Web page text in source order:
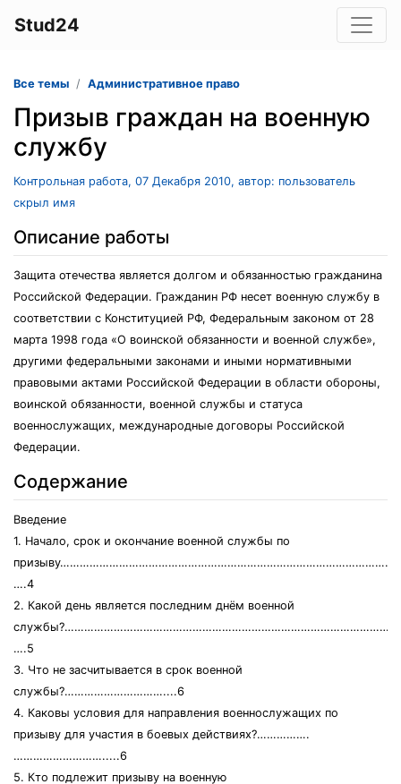
Stud24
Все темы Административное право
Призыв граждан на военную
службу
Контрольная работа, 07 Декабря 2010, автор: пользователь
скрыл имя
Описание работы
Защита отечества является долгом и обязанностью гражданина
Российской Федерации. Гражданин РФ несет военную службу в
соответствии с Конституцией РФ, Федеральным законом от 28
марта 1998 года «О воинской обязанности и военной службе»,
другими федеральными законами и иными нормативными
правовыми актами Российской Федерации в области обороны,
воинской обязанности, военной службы и статуса
военнослужащих, международные договоры Российской
Федерации.
Содержание
Введение
1. Начало, срок и окончание военной службы по
призыву…………………………………………………………………………………………..
….4
2. Какой день является последним днём военной
….5
3. Что не засчитывается в срок военной
службы?…………………………....6
4. Каковы условия для направления военнослужащих по
призыву для участия в боевых действиях?…………….
……………………….....6
5. Кто подлежит призыву на военную